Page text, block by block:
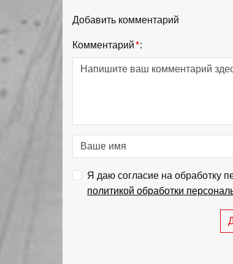
Добавить комментарий
Комментарий*:
Я даю согласие на обработку
политикой обработки